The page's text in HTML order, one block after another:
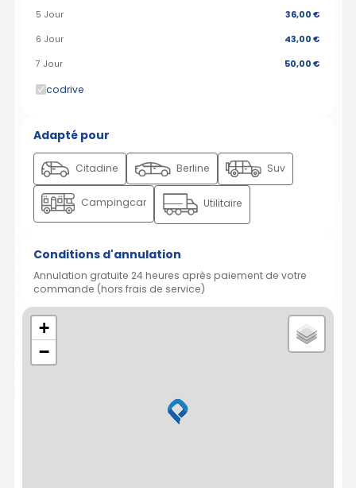
5 Jour 36,00 €
6 Jour 43,00 €
7 Jour 50,00 €
codrive
Adapté pour
Citadine Berline Suv
Campingcar Utilitaire
Conditions d'annulation
Annulation gratuite 24 heures après paiement de votre
commande (hors frais de service)
+
−